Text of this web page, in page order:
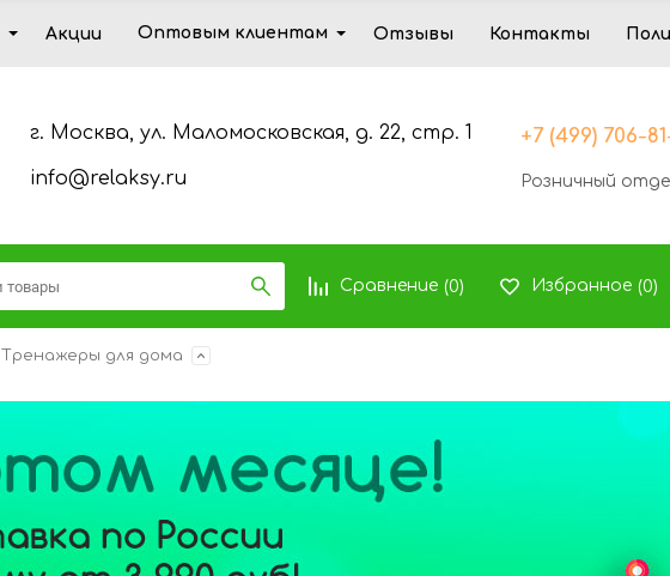
Акции Оптовым клиентам Отзывы Контакты
г. Москва, ул. Маломосковская, д. 22, стр. 1
info@relaksy.ru
+7 (499) 706-
Розничный
Сравнение (0) Избранное (0)
Тренажеры для дома